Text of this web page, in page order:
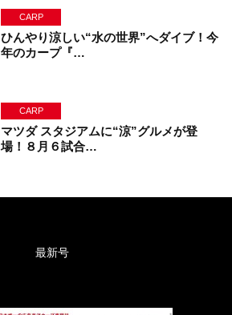
CARP
ひんやり涼しい“水の世界”へダイブ！今
年のカープ『…
CARP
マツダ スタジアムに“涼”グルメが登
場！８月６試合…
最新号